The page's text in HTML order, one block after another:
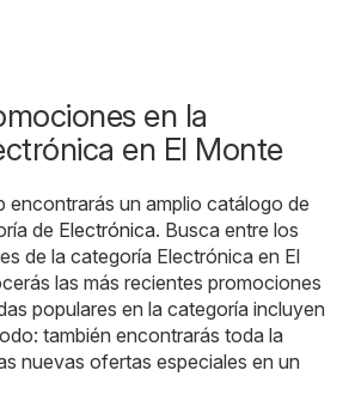
en la
en El Monte
encontrarás un amplio catálogo de
de Electrónica. Busca entre los
de la categoría Electrónica en El
las más recientes promociones
populares en la categoría incluyen
también encontrarás toda la
nuevas ofertas especiales en un